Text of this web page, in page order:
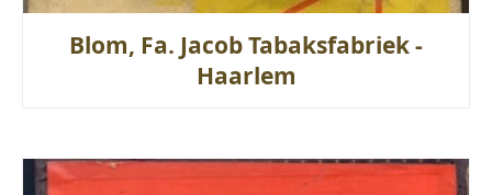
Blom, Fa. Jacob Tabaksfabriek -
Haarlem